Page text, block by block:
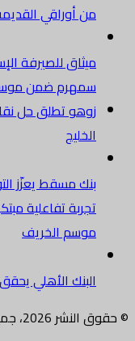
من أوراقي
ميثاق للصيرفة
سمهرم ضمن موسم
الخليج
بنك مسقط يعزّز
تجربة تفاعلية
موسم الخريف
البنك الأهلي يحقق
© حقوق النشر 2026، جميع الحقوق محفوظة |